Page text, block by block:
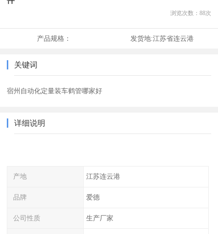
浏览次数： 88次
产品规格： 发货地:江苏省连云港
关键词
宿州自动化定量装车鹤管哪家好
详细说明
产地 江苏连云港
品牌 爱德
公司性质 生产厂家